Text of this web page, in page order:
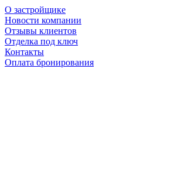
О застройщике
Новости компании
Отзывы клиентов
Отделка под ключ
Контакты
Оплата бронирования